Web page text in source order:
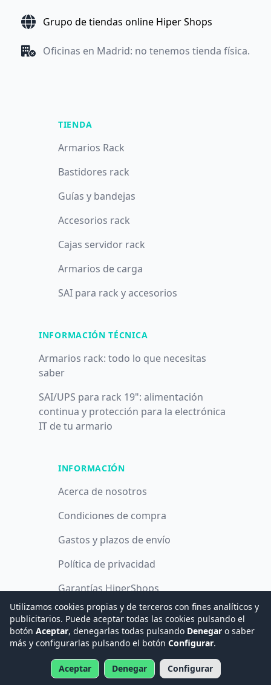
Grupo de tiendas online Hiper Shops
Oficinas en Madrid: no tenemos tienda física.
TIENDA
Armarios Rack
Bastidores rack
Guías y bandejas
Accesorios rack
Cajas servidor rack
Armarios de carga
SAI para rack y accesorios
INFORMACIÓN TÉCNICA
Armarios rack: todo lo que necesitas
saber
SAI/UPS para rack 19": alimentación
continua y protección para la electrónica
IT de tu armario
INFORMACIÓN
Acerca de nosotros
Condiciones de compra
Gastos y plazos de envío
Política de privacidad
Garantías HiperShops
Política de cookies
© 2008 -2026Hogar Digital e Inmótica Ingenieros, S.L.
Utilizamos cookies propias y de terceros con fines analíticos y
publicitarios. Puede aceptar todas las cookies pulsando el
botón Aceptar, denegarlas todas pulsando Denegar o saber
más y configurarlas pulsando el botón Configurar.
Aceptar Denegar Configurar